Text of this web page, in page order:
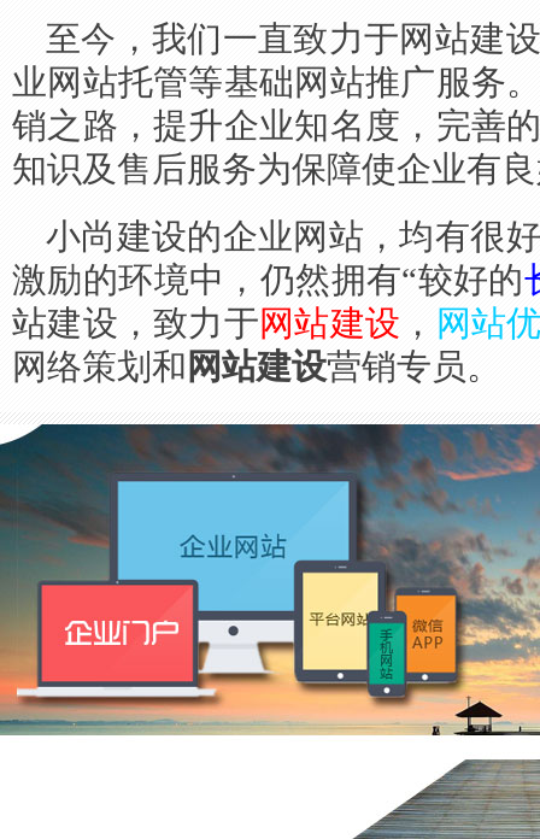
至今，我们一直致力于网站建
业网站托管等基础网站推广服务
销之路，提升企业知名度，完善
知识及售后服务为保障使企业有
小尚建设的企业网站，均有很
激励的环境中，仍然拥有“较好的
站建设，致力于网站建设 ， 网站
网络策划和 网站建设营销专员。